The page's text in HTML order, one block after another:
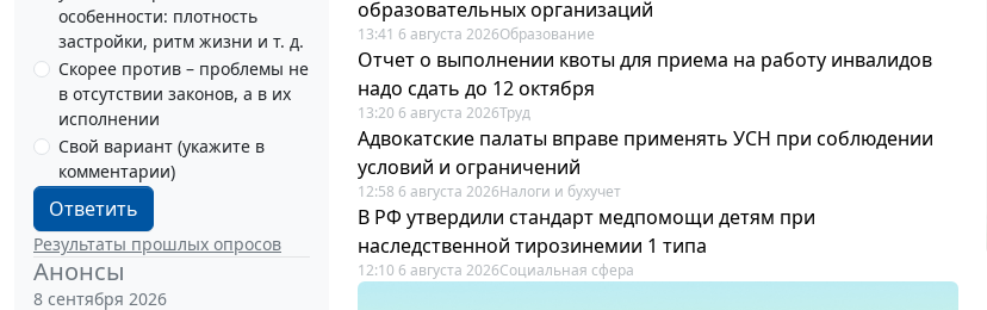
особенности: плотность
застройки, ритм жизни и т. д.
Скорее против – проблемы не
в отсутствии законов, а в их
исполнении
Свой вариант (укажите в
комментарии)
Ответить
Результаты прошлых опросов
Анонсы
8 сентября 2026
образовательных организаций
13:41 6 августа 2026Образование
Отчет о выполнении квоты для приема на работу инвалидов
надо сдать до 12 октября
13:20 6 августа 2026Труд
Адвокатские палаты вправе применять УСН при соблюдении
условий и ограничений
12:58 6 августа 2026Налоги и бухучет
В РФ утвердили стандарт медпомощи детям при
наследственной тирозинемии 1 типа
12:10 6 августа 2026Социальная сфера